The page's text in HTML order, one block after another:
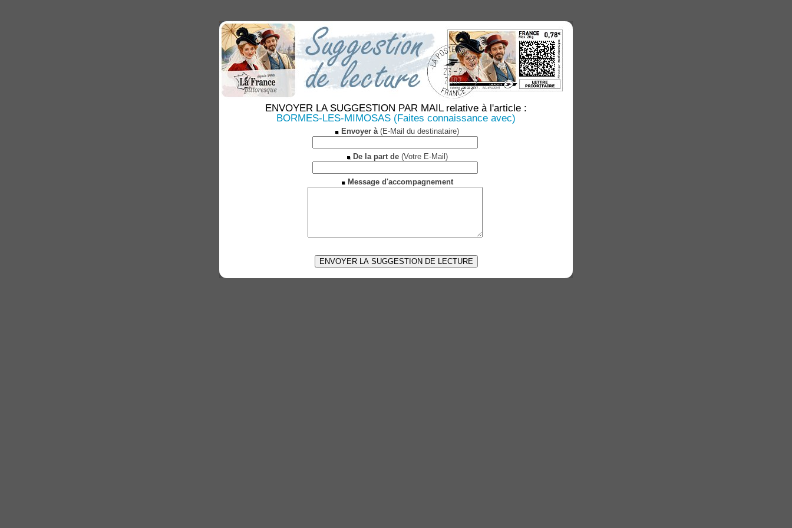
ENVOYER LA SUGGESTION PAR MAIL relative à l'article :
BORMES-LES-MIMOSAS (Faites connaissance avec)
Envoyer à(E-Mail du destinataire)
De la part de(Votre E-Mail)
Message d'accompagnement